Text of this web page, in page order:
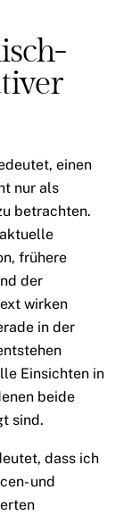
einen
nur als
betrachten.
frühere
der
wirken
in der
Einsichten in
beide
sind.
dass ich
und